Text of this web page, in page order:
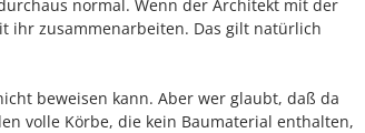
normal. Wenn der Architekt mit der
ihr zusammenarbeiten. Das gilt natürlich
beweisen kann. Aber wer glaubt, daß da
volle Körbe, die kein Baumaterial enthalten,